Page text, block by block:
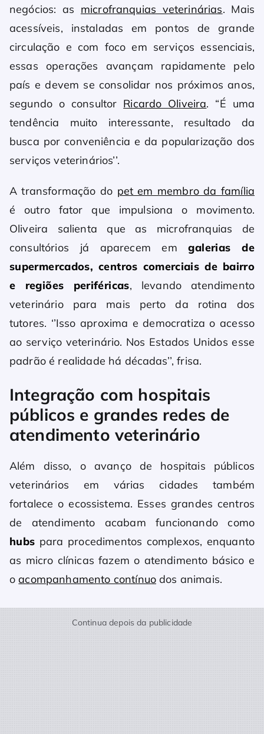
negócios: as microfranquias veterinárias. Mais
acessíveis, instaladas em pontos de grande
circulação e com foco em serviços essenciais,
essas operações avançam rapidamente pelo
país e devem se consolidar nos próximos anos,
segundo o consultor Ricardo Oliveira. “É uma
tendência muito interessante, resultado da
busca por conveniência e da popularização dos
serviços veterinários’’.
A transformação do pet em membro da família
é outro fator que impulsiona o movimento.
Oliveira salienta que as microfranquias de
consultórios já aparecem emgalerias de
supermercados, centros comerciais de bairro
e regiões periféricas, levando atendimento
veterinário para mais perto da rotina dos
tutores. ‘’Isso aproxima e democratiza o acesso
ao serviço veterinário. Nos Estados Unidos esse
padrão é realidade há décadas’’, frisa.
Integração com hospitais
públicos e grandes redes de
atendimento veterinário
Além disso, o avanço de hospitais públicos
veterinários em várias cidades também
fortalece o ecossistema. Esses grandes centros
de atendimento acabam funcionando como
hubs para procedimentos complexos, enquanto
as micro clínicas fazem o atendimento básico e
oacompanhamento contínuo dos animais.
Continua depois da publicidade